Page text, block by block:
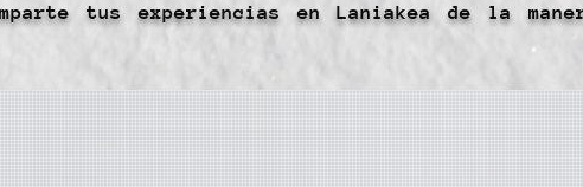
tus experiencias en Laniakea de la